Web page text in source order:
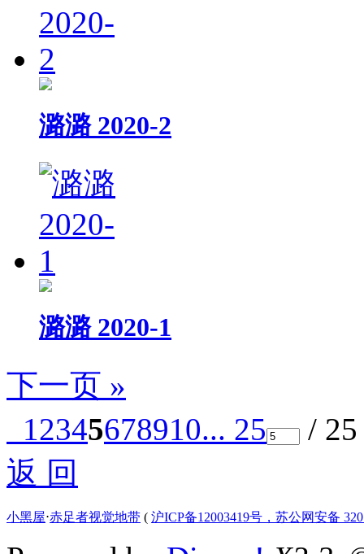
潞潞 2020-2
潞潞 2020-1
下一页 »
12345678910... 25
/
返 回
小黑屋⋅赤足者视觉地带 ( 沪ICP备12003419号，苏公网安备